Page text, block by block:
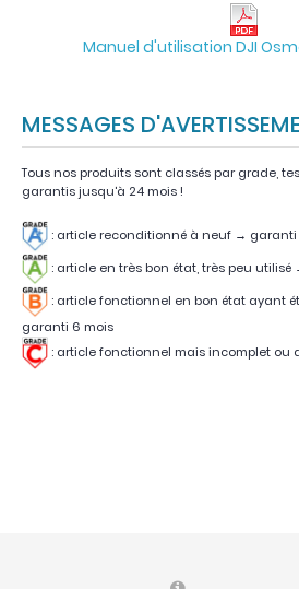
Manuel d'utilisation DJI
MESSAGES
Tous nos produits sont classés par grade,
garantis jusqu'à 24 mois !
: article reconditionné à neuf → garanti
: article en très bon état, très peu utilisé
: article fonctionnel en bon état ayant
garanti 6 mois
: article fonctionnel mais incomplet ou